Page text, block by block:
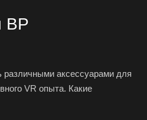
ВР
аксессуарами для
VR опыта. Какие